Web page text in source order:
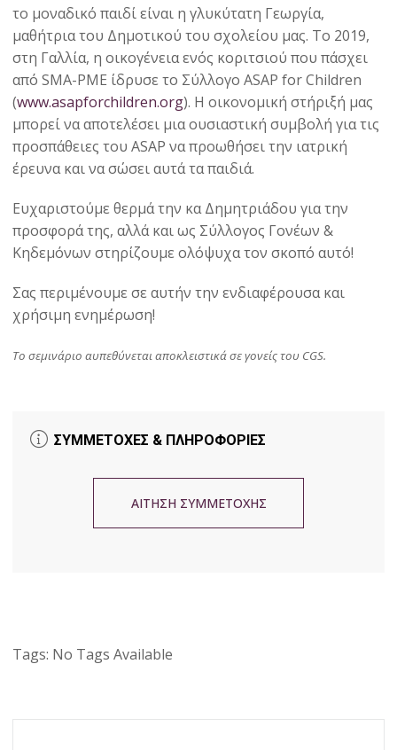
το μοναδικό παιδί είναι η γλυκύτατη Γεωργία,
μαθήτρια του Δημοτικού του σχολείου μας. Το 2019,
στη Γαλλία, η οικογένεια ενός κοριτσιού που πάσχει
από SMA-PME ίδρυσε το Σύλλογο ASAP for Children
(www.asapforchildren.org). Η οικονομική στήριξή μας
μπορεί να αποτελέσει μια ουσιαστική συμβολή για τις
προσπάθειες του ASAΡ να προωθήσει την ιατρική
έρευνα και να σώσει αυτά τα παιδιά.
Ευχαριστούμε θερμά την κα Δημητριάδου για την
προσφορά της, αλλά και ως Σύλλογος Γονέων &
Κηδεμόνων στηρίζουμε ολόψυχα τον σκοπό αυτό!
Σας περιμένουμε σε αυτήν την ενδιαφέρουσα και
χρήσιμη ενημέρωση!
Το σεμινάριο αυπεθύνεται αποκλειστικά σε γονείς του CGS.
ΣΥΜΜΕΤΟΧΕΣ & ΠΛΗΡΟΦΟΡΙΕΣ
ΑΙΤΗΣΗ ΣΥΜΜΕΤΟΧΗΣ
Tags: No Tags Available